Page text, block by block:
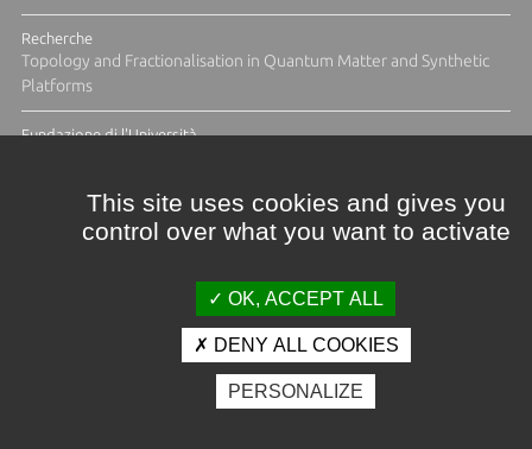
Recherche
Topology and Fractionalisation in Quantum Matter and Synthetic
Platforms
Fundazione di l'Università
Crédits et mentions légales
Espace presse
Photothèque
This site uses cookies and gives you
control over what you want to activate
OK, ACCEPT ALL
DENY ALL COOKIES
PERSONALIZE